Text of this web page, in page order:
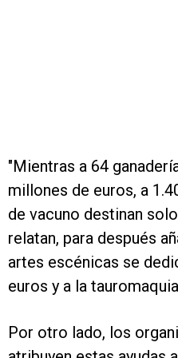
"Mientras a 64
millones de euros, a
de vacuno destinan
relatan, para después
artes escénicas se
euros y a la
Por otro lado, los